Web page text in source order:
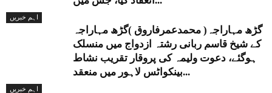
اہم خبریں
گڑھ مہاراجہ( محمدعمرفاروق )گڑھ مہاراجہ
کے شیخ قاسم ربانی رشتہ ازدواج میں منسلک
ہوگئے، دعوت ولیمہ کی پروقار تقریب نشاط
بینکواٹس لاہور میں منعقد...
اہم خبریں